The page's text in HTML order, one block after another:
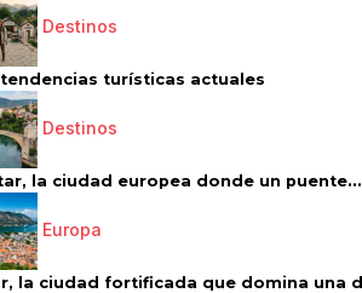
Destinos
tendencias turísticas actuales
Destinos
la ciudad europea donde un puente...
Europa
la ciudad fortificada que domina una